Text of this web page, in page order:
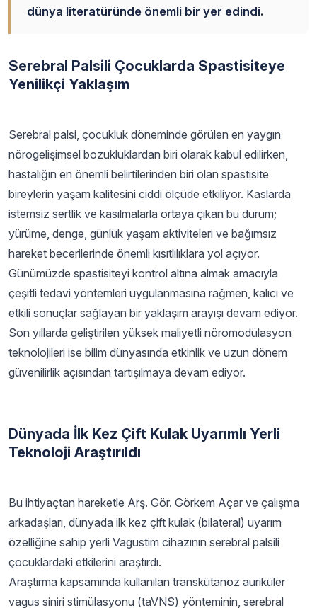
dünya literatüründe önemli bir yer edindi.
Serebral Palsili Çocuklarda Spastisiteye
Yenilikçi Yaklaşım
Serebral palsi, çocukluk döneminde görülen en yaygın
nörogelişimsel bozukluklardan biri olarak kabul edilirken,
hastalığın en önemli belirtilerinden biri olan spastisite
bireylerin yaşam kalitesini ciddi ölçüde etkiliyor. Kaslarda
istemsiz sertlik ve kasılmalarla ortaya çıkan bu durum;
yürüme, denge, günlük yaşam aktiviteleri ve bağımsız
hareket becerilerinde önemli kısıtlılıklara yol açıyor.
Günümüzde spastisiteyi kontrol altına almak amacıyla
çeşitli tedavi yöntemleri uygulanmasına rağmen, kalıcı ve
etkili sonuçlar sağlayan bir yaklaşım arayışı devam ediyor.
Son yıllarda geliştirilen yüksek maliyetli nöromodülasyon
teknolojileri ise bilim dünyasında etkinlik ve uzun dönem
güvenilirlik açısından tartışılmaya devam ediyor.
Dünyada İlk Kez Çift Kulak Uyarımlı Yerli
Teknoloji Araştırıldı
Bu ihtiyaçtan hareketle Arş. Gör. Görkem Açar ve çalışma
arkadaşları, dünyada ilk kez çift kulak (bilateral) uyarım
özelliğine sahip yerli Vagustim cihazının serebral palsili
çocuklardaki etkilerini araştırdı.
Araştırma kapsamında kullanılan transkütanöz auriküler
vagus siniri stimülasyonu (taVNS) yönteminin, serebral